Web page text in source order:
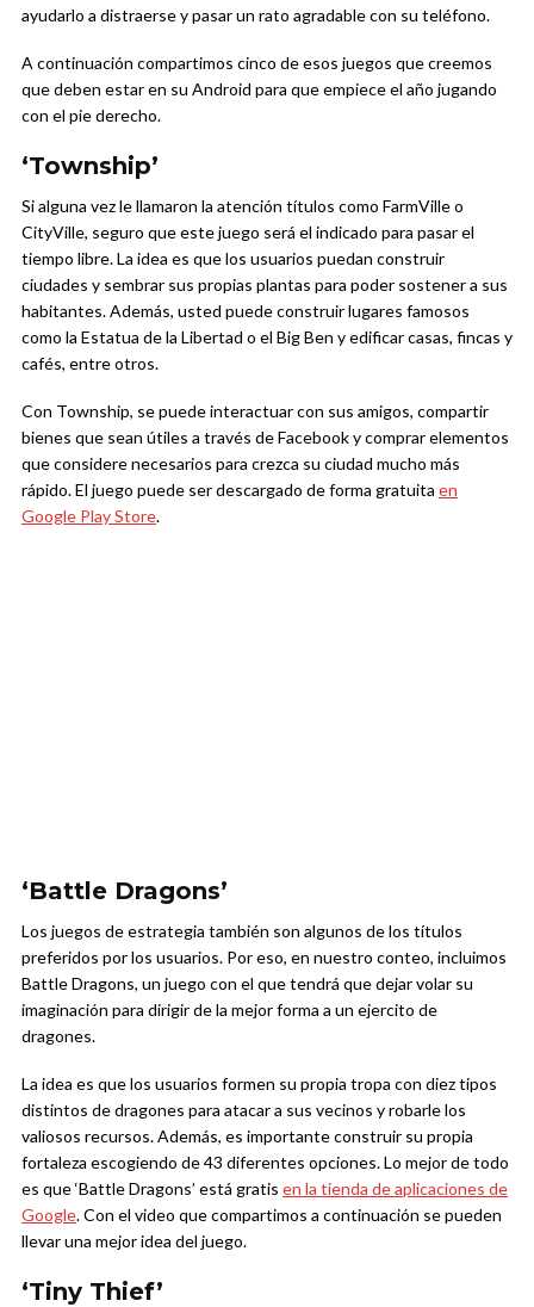
ayudarlo a distraerse y pasar un rato agradable con su teléfono.
A continuación compartimos cinco de esos juegos que creemos
que deben estar en su Android para que empiece el año jugando
con el pie derecho.
‘Township’
Si alguna vez le llamaron la atención títulos como FarmVille o
CityVille, seguro que este juego será el indicado para pasar el
tiempo libre. La idea es que los usuarios puedan construir
ciudades y sembrar sus propias plantas para poder sostener a sus
habitantes. Además, usted puede construir lugares famosos
como la Estatua de la Libertad o el Big Ben y edificar casas, fincas y
cafés, entre otros.
Con Township, se puede interactuar con sus amigos, compartir
bienes que sean útiles a través de Facebook y comprar elementos
que considere necesarios para crezca su ciudad mucho más
rápido. El juego puede ser descargado de forma gratuita en
Google Play Store.
‘Battle Dragons’
Los juegos de estrategia también son algunos de los títulos
preferidos por los usuarios. Por eso, en nuestro conteo, incluimos
Battle Dragons, un juego con el que tendrá que dejar volar su
imaginación para dirigir de la mejor forma a un ejercito de
dragones.
La idea es que los usuarios formen su propia tropa con diez tipos
distintos de dragones para atacar a sus vecinos y robarle los
valiosos recursos. Además, es importante construir su propia
fortaleza escogiendo de 43 diferentes opciones. Lo mejor de todo
es que ‘Battle Dragons’ está gratis en la tienda de aplicaciones de
Google. Con el video que compartimos a continuación se pueden
llevar una mejor idea del juego.
‘Tiny Thief’